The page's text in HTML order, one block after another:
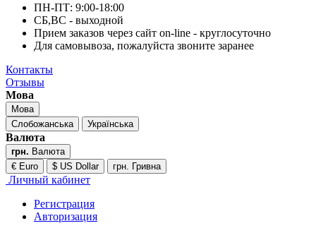
ПН-ПТ: 9:00-18:00
СБ,ВС - выходной
Прием заказов через сайт on-line - круглосуточно
Для самовывоза, пожалуйста звоните заранее
Контакты
Отзывы
Мова
Мова
Слобожанська
Українська
Валюта
грн. Валюта
€ Euro
$ US Dollar грн. Гривна
Личный кабинет
Регистрация
Авторизация